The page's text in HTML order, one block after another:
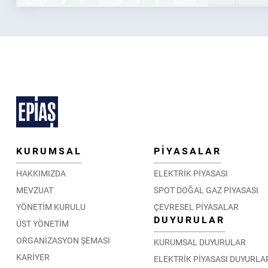
KURUMSAL
HAKKIMIZDA
MEVZUAT
YÖNETİM KURULU
ÜST YÖNETİM
ORGANİZASYON ŞEMASI
KARİYER
PİYASALAR
ELEKTRİK PİYASASI
SPOT DOĞAL GAZ PİYASASI
ÇEVRESEL PİYASALAR
DUYURULAR
KURUMSAL DUYURULAR
ELEKTRİK PİYASASI